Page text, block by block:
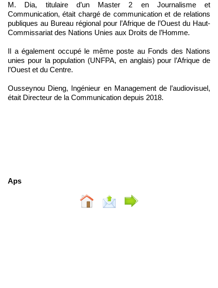
M. Dia, titulaire d’un Master 2 en Journalisme et
Communication, était chargé de communication et de relations
publiques au Bureau régional pour l’Afrique de l’Ouest du Haut-
Commissariat des Nations Unies aux Droits de l’Homme.
Il a également occupé le même poste au Fonds des Nations
unies pour la population (UNFPA, en anglais) pour l’Afrique de
l’Ouest et du Centre.
Ousseynou Dieng, Ingénieur en Management de l’audiovisuel,
était Directeur de la Communication depuis 2018.
Aps